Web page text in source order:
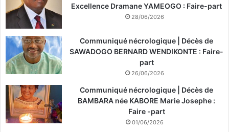
Excellence Dramane YAMEOGO : Faire-part
28/06/2026
Communiqué nécrologique | Décès de
SAWADOGO BERNARD WENDIKONTE : Faire-
part
26/06/2026
Communiqué nécrologique | Décès de
BAMBARA née KABORE Marie Josephe :
Faire -part
01/06/2026